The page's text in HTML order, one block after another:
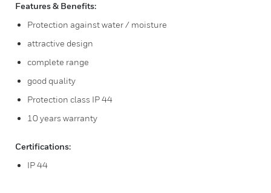
Features & Benefits:
Protection against water / moisture
attractive design
complete range
good quality
Protection class IP 44
10 years warranty
Certifications:
IP 44